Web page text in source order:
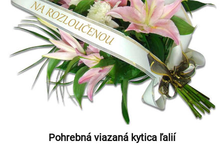
Pohrebná viazaná kytica ľalií